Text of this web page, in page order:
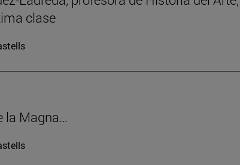
clase
la Magna…